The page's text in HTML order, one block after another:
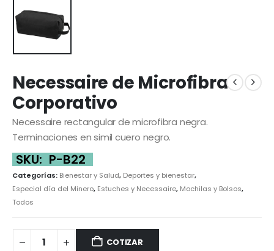
Necessaire de Microfibra
Corporativo
Necessaire rectangular de microfibra negra.
Terminaciones en simil cuero negro.
SKU: P-B22
Categorías: Bienestar y Salud, Deportes y bienestar,
Especial día del Minero, Estuches y Necessaire, Mochilas y Bolsos,
Todos
COTIZAR